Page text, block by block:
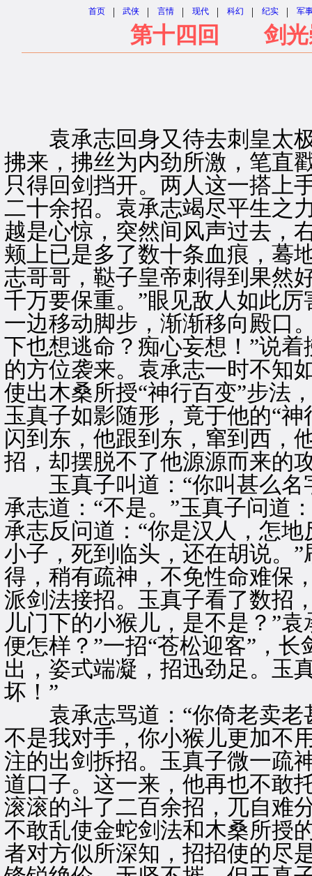
首页 | 武侠 | 言情 | 现代 | 科幻 | 纪实 | 军
第十四回 剑光
袁承志回身又待去刺皇太极
拂来，拂丝为内劲所激，笔直
只得回剑挡开。两人这一搭上
二十余招。袁承志竭尽平生之
越是心惊，突然间风声过去，
颊上已是多了数十条血痕，蓦
志哥哥，鞑子皇帝刺得到果然
千万要保重。”眼见敌人如此
一边移动脚步，渐渐移向殿口
下也想逃命？痴心妄想！”说
的方位袭来。袁承志一时不知
使出木桑所授“神行百变”步法
玉真子如影随形，竟于他的“
闪到东，他跟到东，窜到西，
招，却摆脱不了他源源而来的
玉真子叫道：“你叫甚么名
承志道：“不是。”玉真子问道
承志反问道：“你是汉人，怎
小子，死到临头，还在胡说。
得，稍有疏神，不免性命难保
派剑法接招。玉真子看了数招
儿门下的小猴儿，是不是？”
便怎样？”一招“苍松迎客”，
出，姿式端凝，招迅劲足。玉
坏！”
袁承志骂道：“你倚老卖老
不是我对手，你小猴儿更加不
注的出剑拆招。玉真子微一疏
道口子。这一来，他再也不敢
滚滚的斗了二百余招，兀自难
不敢乱使金蛇剑法和木桑所授
者对方似所深知，招招使的尽